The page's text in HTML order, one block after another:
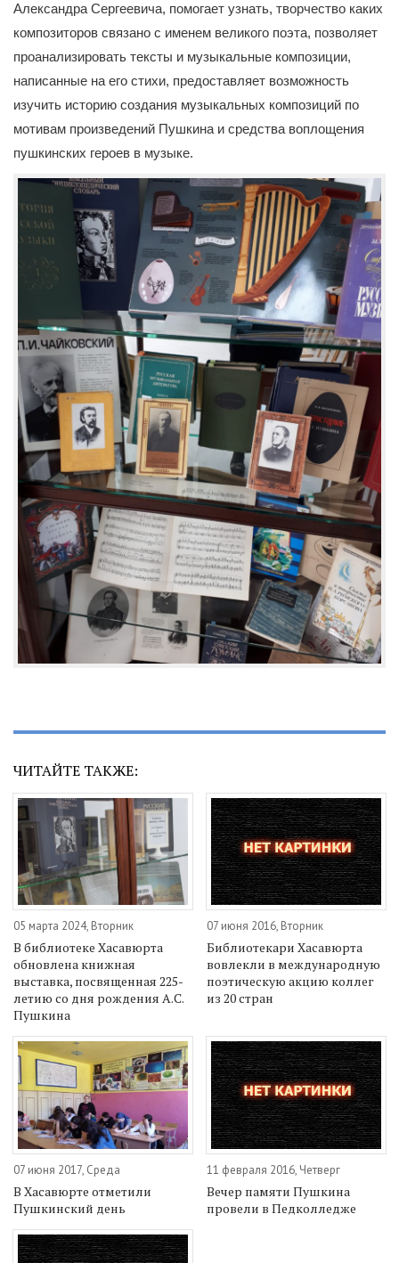
Александра Сергеевича, помогает узнать, творчество каких
композиторов связано с именем великого поэта, позволяет
проанализировать тексты и музыкальные композиции,
написанные на его стихи, предоставляет возможность
изучить историю создания музыкальных композиций по
мотивам произведений Пушкина и средства воплощения
пушкинских героев в музыке.
ЧИТАЙТЕ ТАКЖЕ:
05 марта 2024, Вторник
В библиотеке Хасавюрта
обновлена книжная
выставка, посвященная 225-
летию со дня рождения А.С.
Пушкина
07 июня 2016, Вторник
Библиотекари Хасавюрта
вовлекли в международную
поэтическую акцию коллег
из 20 стран
07 июня 2017, Среда
В Хасавюрте отметили
Пушкинский день
11 февраля 2016, Четверг
Вечер памяти Пушкина
провели в Педколледже